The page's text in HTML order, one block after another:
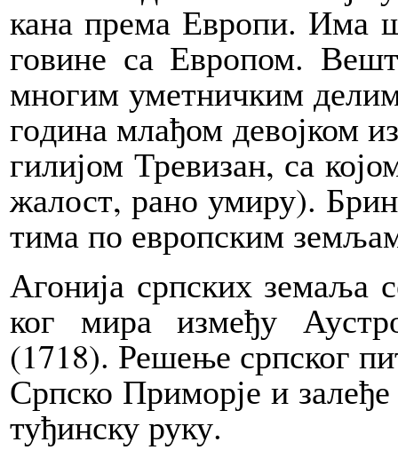
ка­на пре­ма Евро­пи. Има
го­ви­не са Евро­пом.
мно­гим умет­нич­ким
го­ди­на мла­ђом де­вој­ком
ги­ли­јом Тре­ви­зан, са
жа­лост, ра­но уми­ру).
ти­ма по европ­ским
Аго­ни­ја срп­ских зе­ма­ља
ког ми­ра из­ме­ђу
(1718). Ре­ше­ње срп­ског
Срп­ско При­мор­је и
ту­ђин­ску ру­ку.